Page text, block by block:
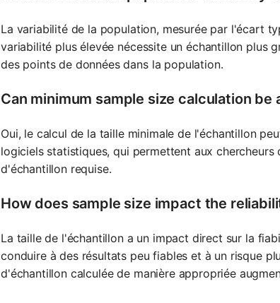
La variabilité de la population, mesurée par l'écart
variabilité plus élevée nécessite un échantillon plus
des points de données dans la population.
Can minimum sample size calculation be
Oui, le calcul de la taille minimale de l'échantillon
logiciels statistiques, qui permettent aux
d'échantillon requise.
How does sample size impact the
La taille de l'échantillon a un impact direct sur la
conduire à des résultats peu fiables et à un risque
d'échantillon calculée de manière appropriée